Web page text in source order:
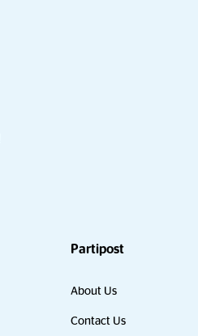
Partipost
About Us
Contact Us